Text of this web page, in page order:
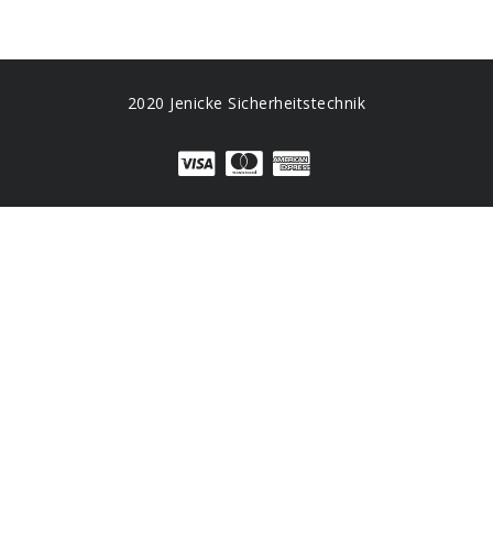
2020 Jenicke Sicherheitstechnik